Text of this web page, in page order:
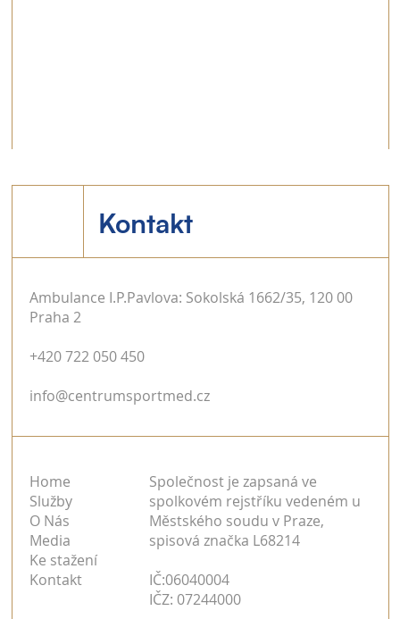
Kontakt
Home
Služby
O Nás
Media
Ke stažení
Kontakt
Společnost je zapsaná ve
spolkovém rejstříku vedeném u
Městského soudu v Praze,
spisová značka L68214
IČ:06040004
IČZ: 07244000
Ambulance I.P.Pavlova: Sokolská 1662/35, 120 00
Praha 2
+420 722 050 450
info@centrumsportmed.cz